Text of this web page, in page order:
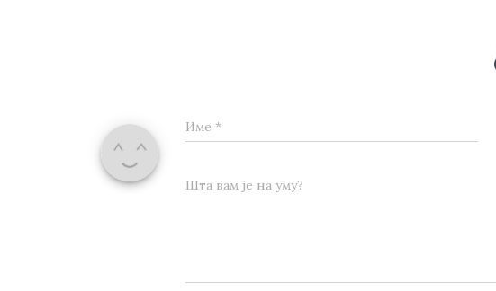
Име *
Шта вам је на уму?